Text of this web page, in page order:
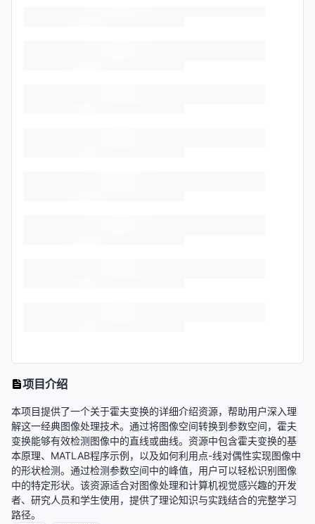
项目介绍
本项目提供了一个关于霍夫变换的详细介绍资源，帮助用户深入理
解这一经典图像处理技术。通过将图像空间转换到参数空间，霍夫
变换能够有效检测图像中的直线或曲线。资源中包含霍夫变换的基
本原理、MATLAB程序示例，以及如何利用点-线对偶性实现图像中
的形状检测。通过检测参数空间中的峰值，用户可以轻松识别图像
中的特定形状。该资源适合对图像处理和计算机视觉感兴趣的开发
者、研究人员和学生使用，提供了理论知识与实践结合的完整学习
路径。